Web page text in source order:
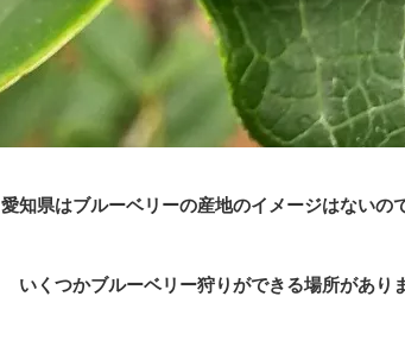
愛知県はブルーベリーの産地のイメージはないの
いくつかブルーベリー狩りができる場所があり